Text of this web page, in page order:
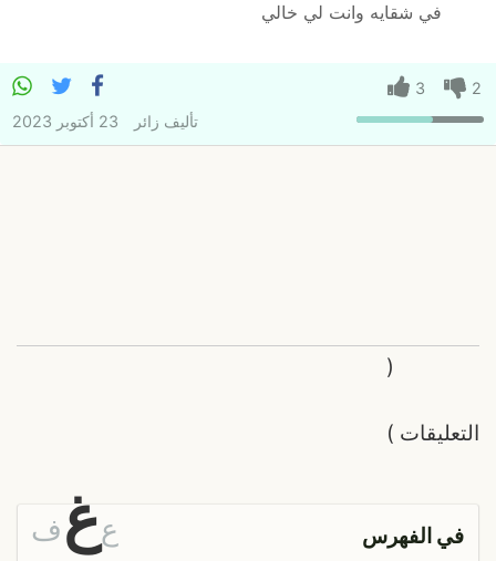
في شقايه وانت لي خالي
2
3
تأليف زائر 23 أكتوبر 2023
التعليقات
(
)
في الفهرس عغف